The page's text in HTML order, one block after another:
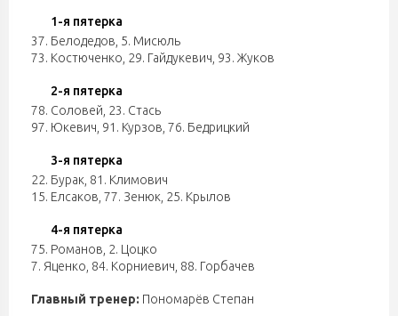
1-я пятерка
37. Белодедов 5. Мисюль
73. Костюченко 29. Гайдукевич 93. Жуков
2-я пятерка
78. Соловей 23. Стась
97. Юкевич 91. Курзов 76. Бедрицкий
3-я пятерка
22. Бурак 81. Климович
15. Елсаков 77. Зенюк 25. Крылов
4-я пятерка
75. Романов 2. Цоцко
7. Яценко 84. Корниевич 88. Горбачев
Главный тренер: Пономарёв Степан